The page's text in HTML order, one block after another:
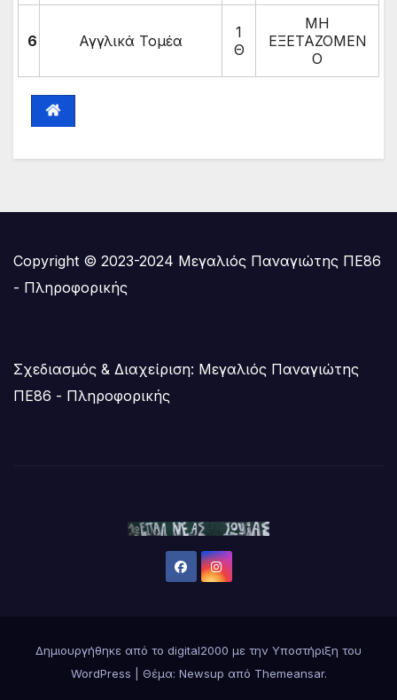
6 Αγγλικά Τομέα
1
Θ
ΜΗ
ΕΞΕΤΑΖΟΜΕΝ
Ο
Copyright © 2023-2024 Μεγαλιός Παναγιώτης ΠΕ86
- Πληροφορικής
Σχεδιασμός & Διαχείριση: Μεγαλιός Παναγιώτης
ΠΕ86 - Πληροφορικής
Δημιουργήθηκε από το digital2000 με την Υποστήριξη του
WordPress
Θέμα: Newsup από Themeansar.